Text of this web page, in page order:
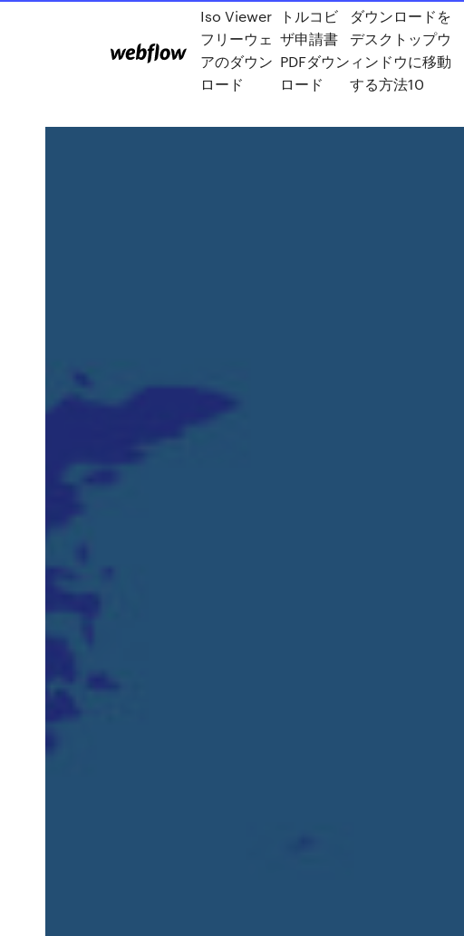
Iso Viewer
フリーウェ
アのダウン
ロード
トルコビ
ザ申請書
PDFダウン
ロード
ダウンロードを
デスクトップウ
ィンドウに移動
する方法10